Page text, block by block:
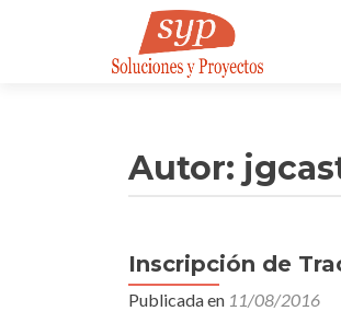
Autor:
Inscripción de
Publicada en 11/08/2016